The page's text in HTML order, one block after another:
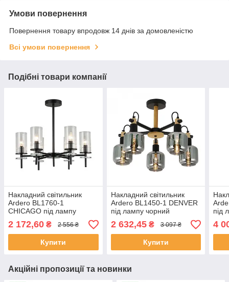
Умови повернення
Повернення товару впродовж 14 днів за домовленістю
Всі умови повернення
Подібні товари компанії
Накладний світильник
Ardero BL1760-1
CHICAGO під лампу
чорний
2 172,60 ₴ 2 556 ₴
Купити
Накладний світильник
Ardero BL1450-1 DENVER
під лампу чорний
2 632,45₴ 3 097 ₴
Купити
під
4
Акційні пропозиції та новинки